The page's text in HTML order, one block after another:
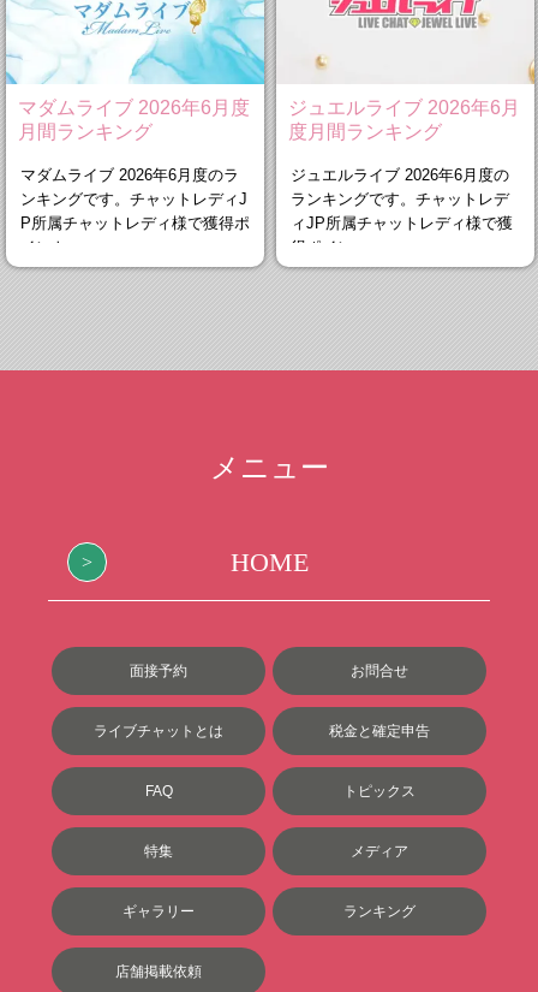
マダムライブ 2026年6月度
月間ランキング
マダムライブ 2026年6月度のラ
ンキングです。チャットレディJ
P所属チャットレディ様で獲得ポ
イント
ジュエルライブ 2026年6月
度月間ランキング
ジュエルライブ 2026年6月度の
ランキングです。チャットレデ
ィJP所属チャットレディ様で獲
得ポイン
メニュー
HOME
面接予約 お問合せ
ライブチャットとは 税金と確定申告
FAQ トピックス
特集 メディア
ギャラリー ランキング
店舗掲載依頼